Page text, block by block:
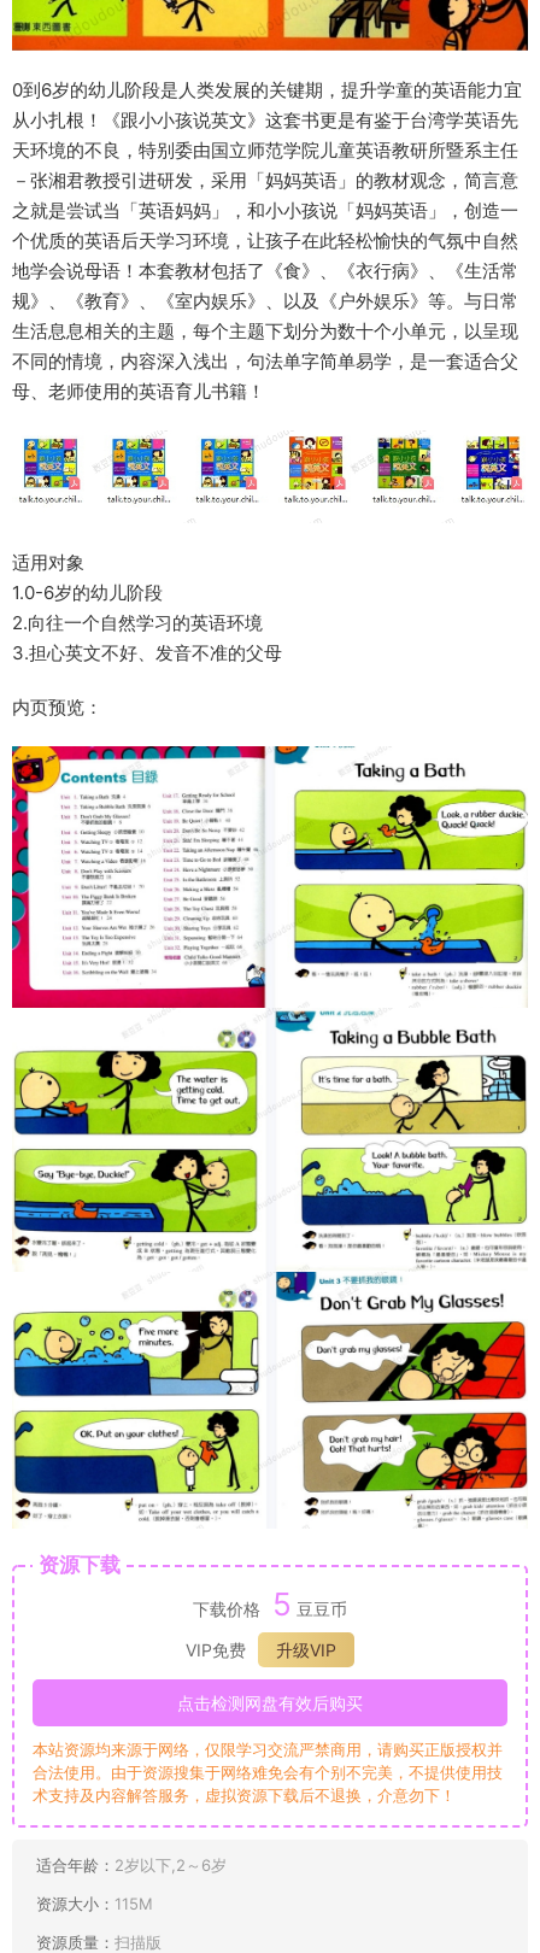
0到6岁的幼儿阶段是人类发展的关键期，提升学童的英语能力宜
从小扎根！《跟小小孩说英文》这套书更是有鉴于台湾学英语先
天环境的不良，特别委由国立师范学院儿童英语教研所暨系主任
－张湘君教授引进研发，采用「妈妈英语」的教材观念，简言意
之就是尝试当「英语妈妈」，和小小孩说「妈妈英语」，创造一
个优质的英语后天学习环境，让孩子在此轻松愉快的气氛中自然
地学会说母语！本套教材包括了《食》、《衣行病》、《生活常
规》、《教育》、《室内娱乐》、以及《户外娱乐》等。与日常
生活息息相关的主题，每个主题下划分为数十个小单元，以呈现
不同的情境，内容深入浅出，句法单字简单易学，是一套适合父
母、老师使用的英语育儿书籍！
适用对象
1.0-6岁的幼儿阶段
2.向往一个自然学习的英语环境
3.担心英文不好、发音不准的父母
内页预览：
资源下载
下载价格 5 豆豆币
VIP免费
升级VIP
点击检测网盘有效后购买
本站资源均来源于网络，仅限学习交流严禁商用，请购买正版授权并
合法使用。由于资源搜集于网络难免会有个别不完美，不提供使用技
术支持及内容解答服务，虚拟资源下载后不退换，介意勿下！
适合年龄： 2岁以下,2～6岁
资源大小： 115M
资源质量： 扫描版